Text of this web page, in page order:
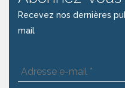
Recevez nos dernières
mail
Adresse
e-